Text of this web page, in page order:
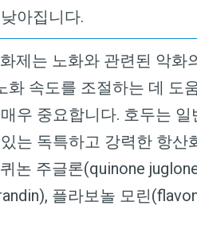
아집니다.
제는 노화와 관련된 악화
화 속도를 조절하는 데 도
우 중요합니다. 호두는 일
는 독특하고 강력한 항산
논 주글론(quinone
플라보놀 모린